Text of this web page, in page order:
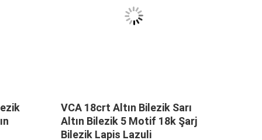
VCA 18crt Altın Bilezik Sarı
Altın Bilezik 5 Motif 18k Şarj
Bilezik Lapis Lazuli